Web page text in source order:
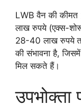
LWB वैन की कीमत
लाख रुपये (एक्स-
28-40 लाख रुपये
की संभावना है,
मिल सकते हैं।
उपभोक्ता